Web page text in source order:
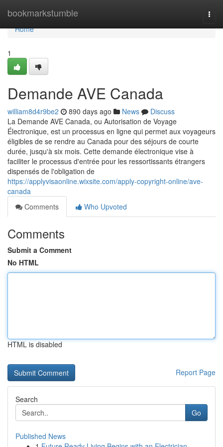
bookmarkstumble
Home
Home
1
Demande AVE Canada
william8d4r9be2 890 days ago News
Discuss
La Demande AVE Canada, ou Autorisation de Voyage
Électronique, est un processus en ligne qui permet aux voyageurs
éligibles de se rendre au Canada pour des séjours de courte
durée, jusqu'à six mois. Cette demande électronique vise à
faciliter le processus d'entrée pour les ressortissants étrangers
dispensés de l'obligation de
https://applyvisaonline.wixsite.com/apply-copyright-online/ave-
canada
Comments
Who Upvoted
Comments
Submit a Comment
No HTML
HTML is disabled
Report Page
Search
Go
Published News